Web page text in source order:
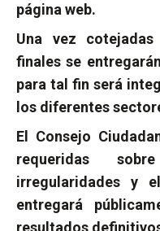
página web.
Una vez
finales se
para tal fin será
los diferentes
El Consejo
requeridas
irregularidades y
entregará